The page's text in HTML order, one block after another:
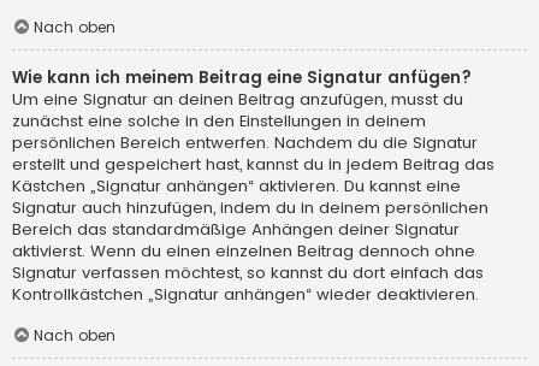
Nach oben
Wie kann ich meinem Beitrag eine Signatur anfügen?
Um eine Signatur an deinen Beitrag anzufügen, musst du
zunächst eine solche in den Einstellungen in deinem
persönlichen Bereich entwerfen. Nachdem du die Signatur
erstellt und gespeichert hast, kannst du in jedem Beitrag das
Kästchen „Signatur anhängen“ aktivieren. Du kannst eine
Signatur auch hinzufügen, indem du in deinem persönlichen
Bereich das standardmäßige Anhängen deiner Signatur
aktivierst. Wenn du einen einzelnen Beitrag dennoch ohne
Signatur verfassen möchtest, so kannst du dort einfach das
Kontrollkästchen „Signatur anhängen“ wieder deaktivieren.
Nach oben